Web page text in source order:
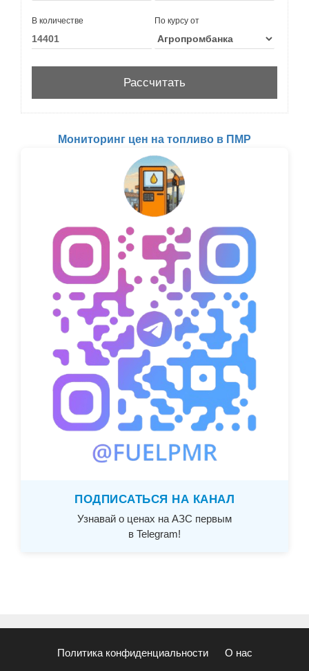
В количестве По курсу от
Мониторинг цен на топливо в ПМР
ПОДПИСАТЬСЯ НА КАНАЛ
Узнавай о ценах на АЗС первым
в Telegram!
Политика конфиденциальности О нас